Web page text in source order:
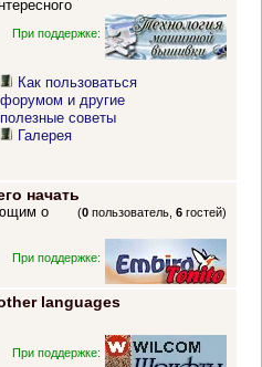
При поддержке:
Как пользоваться
форумом и другие
полезные советы
Галерея
начать
(0 пользователь,6 гостей)
о
При поддержке:
languages
При поддержке: